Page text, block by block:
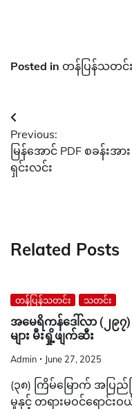
Posted in တန်ပြန်သတင်း
Post
navigation
Previous:
မြန်အောင် PDF စခန်းအား
ရှင်းလင်း
Related Posts
တန်ပြန်သတင်း သတင်း
အမေရိကန်ဒေါ်လာ (၂၉၇)
များ မီးရှို့ဖျက်ဆီး
Admin June 27, 2025
(၃၈) ကြိမ်မြောက် အပြ
မှုနှင့် တရားမဝင်ရောင်း